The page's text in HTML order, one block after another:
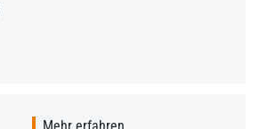
Mehr erfahren